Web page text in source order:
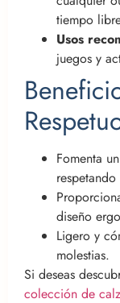
tiempo
Usos
juegos y
Fomenta
diseño
Ligero y
molestias.
Si deseas
colección de